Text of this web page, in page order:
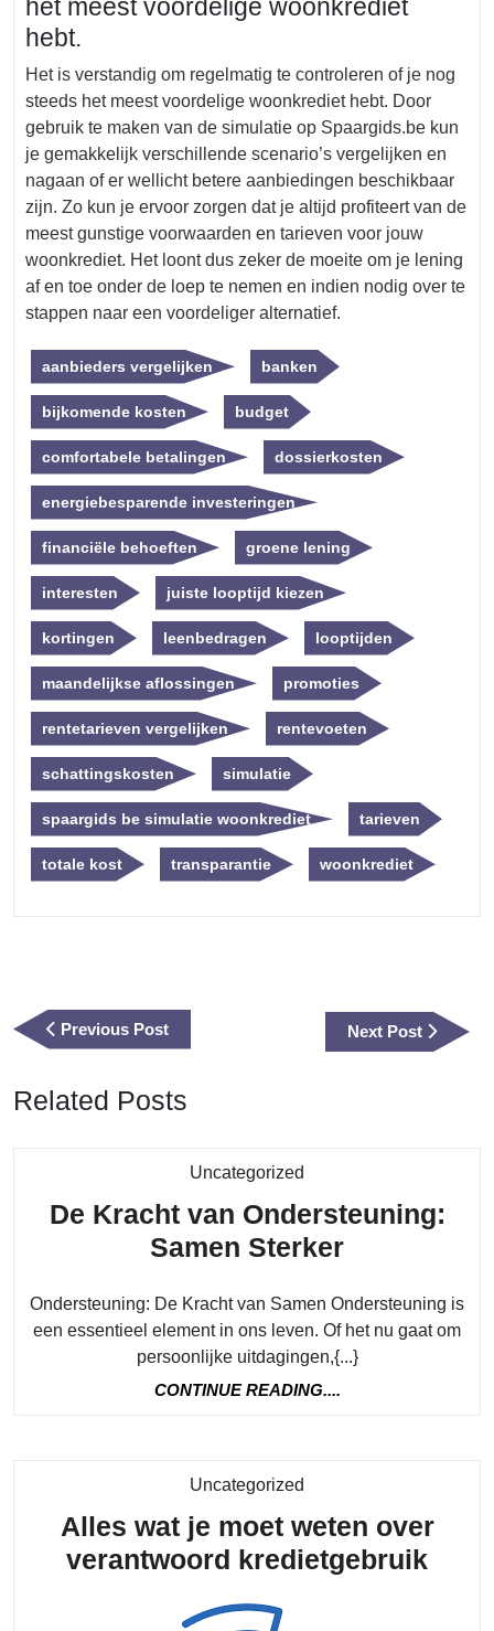
het meest voordelige woonkrediet
hebt.
Het is verstandig om regelmatig te controleren of je nog
steeds het meest voordelige woonkrediet hebt. Door
gebruik te maken van de simulatie op Spaargids.be kun
je gemakkelijk verschillende scenario’s vergelijken en
nagaan of er wellicht betere aanbiedingen beschikbaar
zijn. Zo kun je ervoor zorgen dat je altijd profiteert van de
meest gunstige voorwaarden en tarieven voor jouw
woonkrediet. Het loont dus zeker de moeite om je lening
af en toe onder de loep te nemen en indien nodig over te
stappen naar een voordeliger alternatief.
aanbieders vergelijken banken
bijkomende kosten budget
comfortabele betalingen dossierkosten
energiebesparende investeringen
financiële behoeften groene lening
interesten juiste looptijd kiezen
kortingen leenbedragen looptijden
maandelijkse aflossingen promoties
rentetarieven vergelijken rentevoeten
schattingskosten simulatie
spaargids be simulatie woonkrediet tarieven
totale kost transparantie woonkrediet
Previous PostPrevious
Post
Next Post
Next
Post
Related Posts
Uncategorized
De Kracht van Ondersteuning:
Samen SterkerDe
van
Ondersteuning: De Kracht van Samen Ondersteuning is
een essentieel element in ons leven. Of het nu gaat om
persoonlijke uitdagingen,{...}
CONTINUE READING....
Uncategorized
Alles wat je moet weten over
verantwoord kredietgebruikAlles